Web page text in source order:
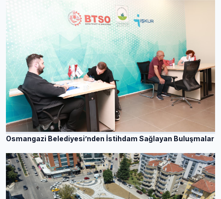
Osmangazi Belediyesi’nden İstihdam Sağlayan Buluşmalar